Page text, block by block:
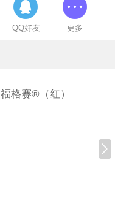
QQ好友 更多
福格赛®（红）